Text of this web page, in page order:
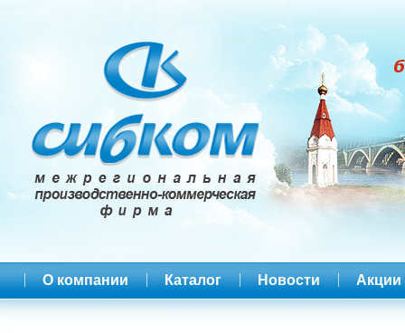
О компании Каталог Новости Акции